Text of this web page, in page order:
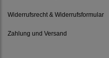
Widerrufsrecht & Widerrufsformular
Zahlung und Versand